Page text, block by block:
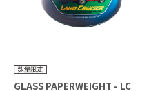
GLASS PAPERWEIGHT - LC